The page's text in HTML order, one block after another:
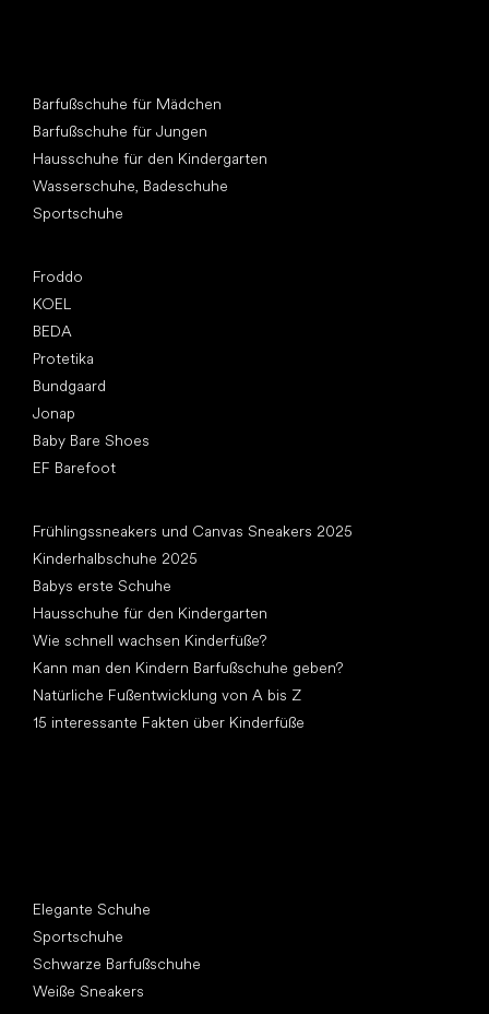
Barfußschuhe für Mädchen
Barfußschuhe für Jungen
Hausschuhe für den Kindergarten
Wasserschuhe, Badeschuhe
Sportschuhe
Froddo
KOEL
BEDA
Protetika
Bundgaard
Jonap
Baby Bare Shoes
EF Barefoot
Frühlingssneakers und Canvas Sneakers 2025
Kinderhalbschuhe 2025
Babys erste Schuhe
Hausschuhe für den Kindergarten
Wie schnell wachsen Kinderfüße?
Kann man den Kindern Barfußschuhe geben?
Natürliche Fußentwicklung von A bis Z
15 interessante Fakten über Kinderfüße
Elegante Schuhe
Sportschuhe
Schwarze Barfußschuhe
Weiße Sneakers